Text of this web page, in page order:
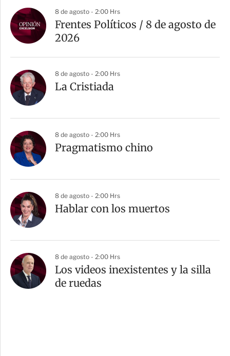
a
r
t
8 de agosto - 2:00 Hrs
Frentes Políticos / 8 de agosto de
2026
8 de agosto - 2:00 Hrs
La Cristiada
8 de agosto - 2:00 Hrs
Pragmatismo chino
8 de agosto - 2:00 Hrs
Hablar con los muertos
8 de agosto - 2:00 Hrs
Los videos inexistentes y la silla
de ruedas